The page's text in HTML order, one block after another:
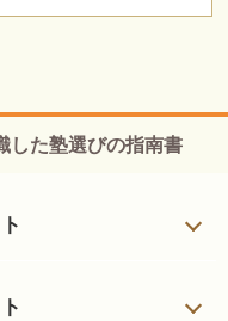
した塾選びの指南書